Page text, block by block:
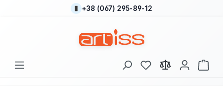
Перейти до основного вмісту
+38 (067) 295-89-12
У вас є 0 у списку